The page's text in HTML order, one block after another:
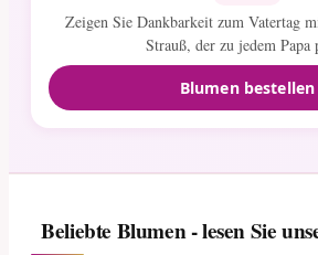
Zeigen Sie Dankbarkeit zum Vatertag
Strauß, der zu jedem Papa
Blumen bestellen
Beliebte Blumen - lesen Sie